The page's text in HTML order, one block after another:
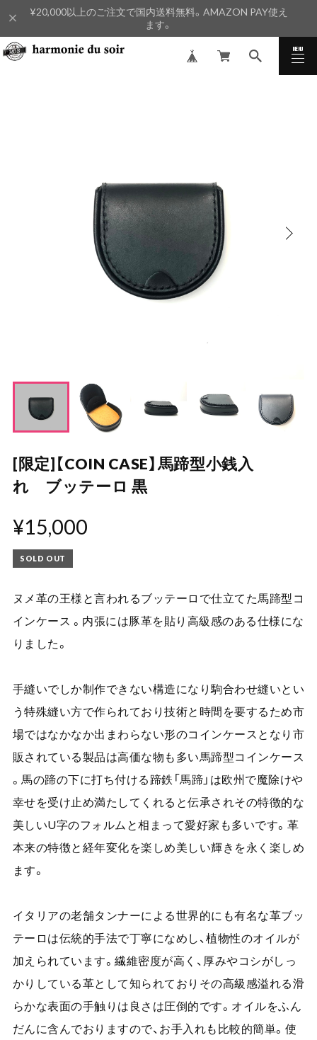
¥20,000以上のご注文で国内送料無料。AMAZON PAY使え
ます。
MENU
CLOSE
[限定]【COIN CASE】馬蹄型小銭入
れ ブッテーロ 黒
¥15,000
SOLD OUT
ヌメ革の王様と言われるブッテーロで仕立てた馬蹄型コ
インケース 。内張には豚革を貼り高級感のある仕様にな
りました。
手縫いでしか制作できない構造になり駒合わせ縫いとい
う特殊縫い方で作られており技術と時間を要するため市
場ではなかなか出まわらない形のコインケースとなり市
販されている製品は高価な物も多い馬蹄型コインケース
。馬の蹄の下に打ち付ける蹄鉄「馬蹄」は欧州で魔除けや
幸せを受け止め満たしてくれると伝承されその特徴的な
美しいU字のフォルムと相まって愛好家も多いです。革
本来の特徴と経年変化を楽しめ美しい輝きを永く楽しめ
ます。
イタリアの老舗タンナーによる世界的にも有名な革ブッ
テーロは伝統的手法で丁寧になめし、植物性のオイルが
加えられています。繊維密度が高く、厚みやコシがしっ
かりしている革として知られておりその高級感溢れる滑
らかな表面の手触りは良さは圧倒的です。オイルをふん
だんに含んでおりますので、お手入れも比較的簡単。使